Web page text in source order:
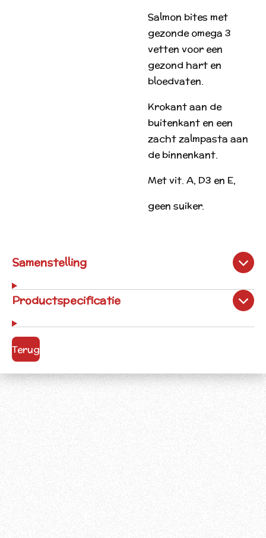
Salmon bites met
gezonde omega 3
vetten voor een
gezond hart en
bloedvaten.
Krokant aan de
buitenkant en een
zacht zalmpasta aan
de binnenkant.
Met vit. A, D3 en E,
geen suiker.
Samenstelling
Productspecificatie
Terug